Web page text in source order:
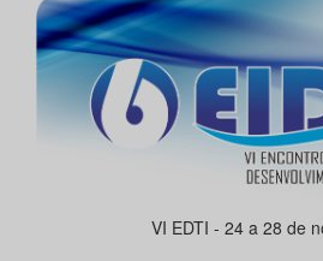
VI EDTI - 24 a 28 de